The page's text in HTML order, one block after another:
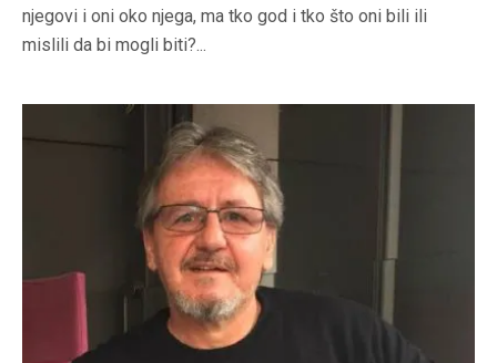
njegovi i oni oko njega, ma tko god i tko što oni bili ili
mislili da bi mogli biti?...